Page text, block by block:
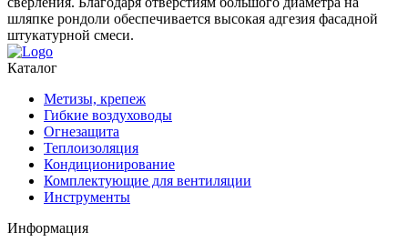
шляпке рондоли обеспечивается высокая адгезия фасадной
штукатурной смеси.
Каталог
Метизы, крепеж
Гибкие воздуховоды
Огнезащита
Теплоизоляция
Кондиционирование
Комплектующие для вентиляции
Инструменты
Информация